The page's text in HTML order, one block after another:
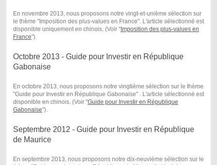
En novembre 2013, nous proposons notre vingt-et-unième sélection sur
le thème "Imposition des plus-values en France". L'article sélectionné est
disponible uniquement en chinois. (Voir "Imposition des plus-values en
France") .
Octobre 2013 - Guide pour Investir en République
Gabonaise
En octobre 2013, nous proposons notre vingtième sélection sur le thème
"Guide pour Investir en République Gabonaise" . L'article sélectionné est
disponible en chinois. (Voir "Guide pour Investir en République
Gabonaise") .
Septembre 2012 - Guide pour Investir en République
de Maurice
En septembre 2013, nous proposons notre dix-neuvième sélection sur le